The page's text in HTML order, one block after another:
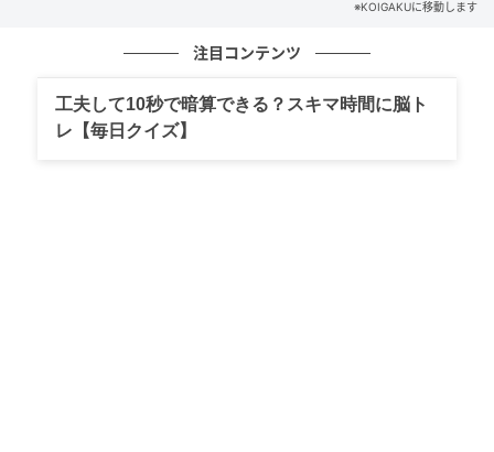
「自分を良く見せたい」という意識を、「相手はどう
いう人なのかな？」と 相手に関心を向けることができ
ようになります。誰かと接するときはぜひ心がけてみ
てください。
※KOIGAKUに移動します
注目コンテンツ
工夫して10秒で暗算できる？スキマ時間に脳ト
レ【毎日クイズ】